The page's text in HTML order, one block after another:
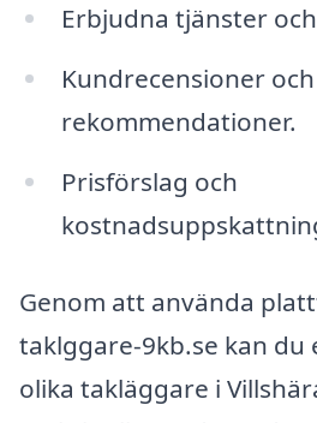
Erbjudna tjänster
Kundrecensioner och
rekommendationer.
Prisförslag och
Genom att använda
taklggare-9kb.se kan du
olika takläggare i